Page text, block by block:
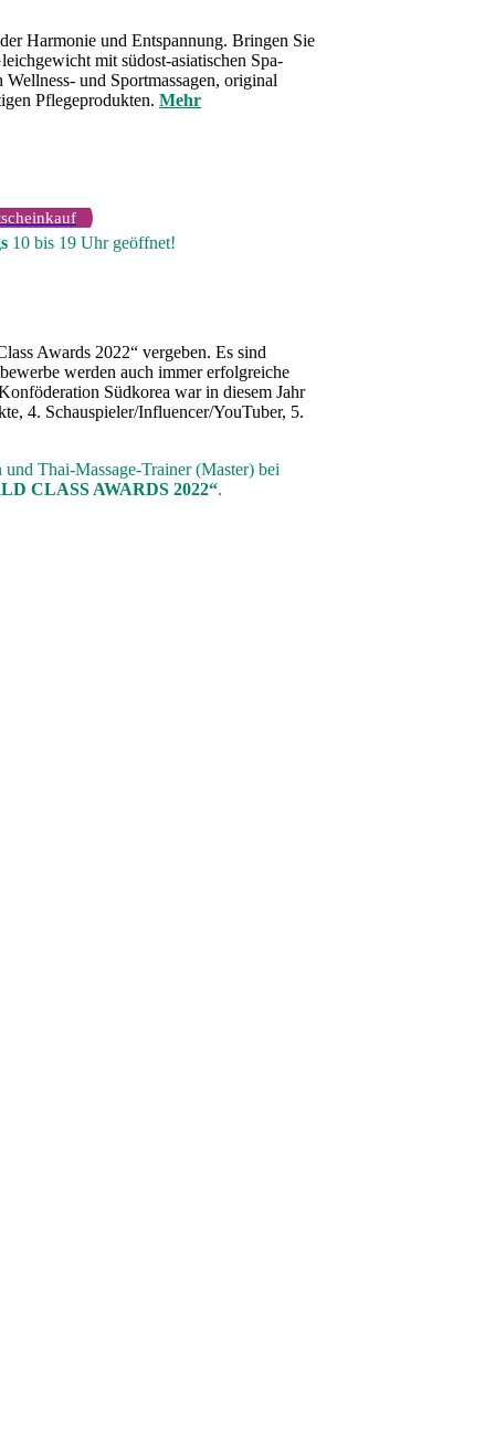
Harmonie und Entspannung. Bringen Sie
mit südost-asiatischen Spa-
und Sportmassagen, original
Pflegeprodukten. Mehr
10 bis 19 Uhr geöffnet!
Awards 2022“ vergeben. Es sind
werden auch immer erfolgreiche
Südkorea war in diesem Jahr
4. Schauspieler/Influencer/YouTuber, 5.
Thai-Massage-Trainer (Master) bei
CLASS AWARDS 2022“.